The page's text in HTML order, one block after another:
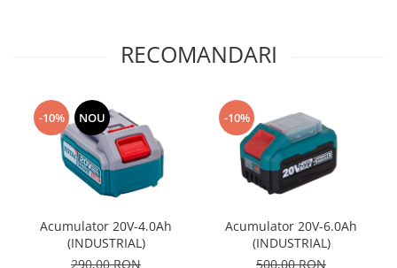
RECOMANDARI
-10% NOU
Acumulator 20V-4.0Ah
(INDUSTRIAL)
290,00 RON
-10%
Acumulator 20V-6.0Ah
(INDUSTRIAL)
500,00 RON